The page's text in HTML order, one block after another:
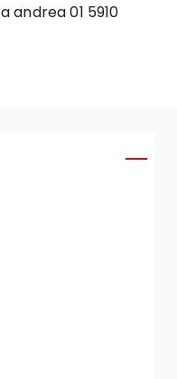
andrea 01 5910